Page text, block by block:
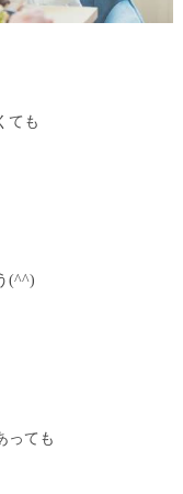
ても
(^^)
っても